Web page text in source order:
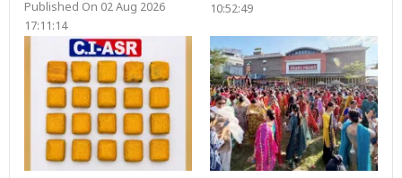
Published On 02 Aug 2026
17:11:14
10:52:49